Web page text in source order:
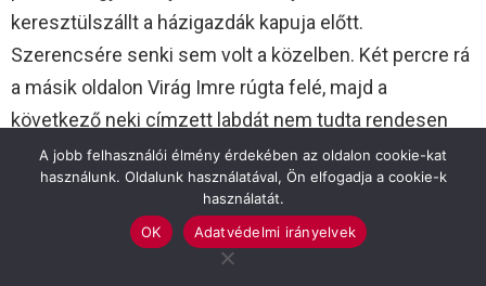
keresztülszállt a házigazdák kapuja előtt.
Szerencsére senki sem volt a közelben. Két percre rá
a másik oldalon Virág Imre rúgta felé, majd a
következő neki címzett labdát nem tudta rendesen
levenni. A kihagyott helyzetek után Borgulya Tamás
jobb szélről történő hatalmas bedobását követően az
ötös túlsó sarkán álló Kasnyik Dávid felé szállt a labda,
aki befejelte. 1-0.
A jobb felhasználói élmény érdekében az oldalon cookie-kat
használunk. Oldalunk használatával, Ön elfogadja a cookie-k
használatát.
OK
Adatvédelmi irányelvek